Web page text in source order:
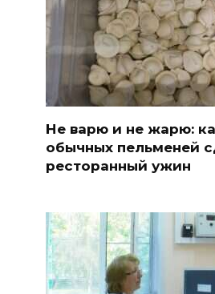
Не варю и не жарю:
обычных пельменей
ресторанный ужин